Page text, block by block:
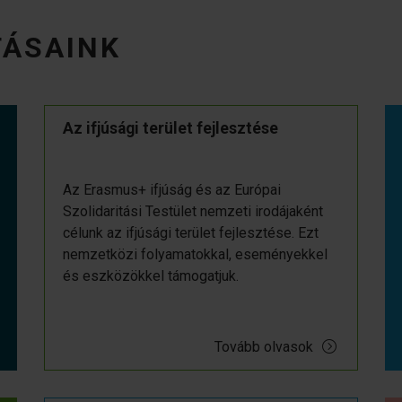
Az ifjúsági terület fejlesztése
Az Erasmus+ ifjúság és az Európai
Szolidaritási Testület nemzeti irodájaként
célunk az ifjúsági terület fejlesztése. Ezt
nemzetközi folyamatokkal, eseményekkel
és eszközökkel támogatjuk.
Tovább olvasok